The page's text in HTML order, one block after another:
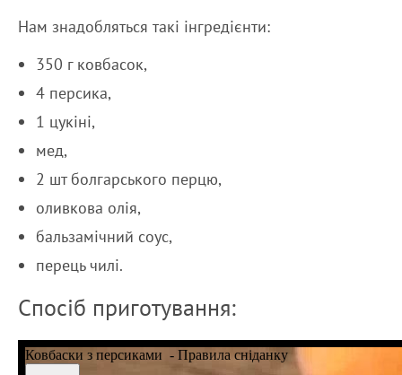
Нам знадобляться такі інгредієнти:
350 г ковбасок,
4 персика,
1 цукіні,
мед,
2 шт болгарського перцю,
оливкова олія,
бальзамічний соус,
перець чилі.
Спосіб приготування: